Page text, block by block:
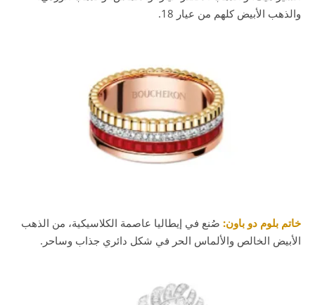
والذهب الأبيض كلهم من عيار 18.
خاتم بلوم دو باون: صُنع في إيطاليا عاصمة الكلاسيكية، من الذهب
الأبيض الخالص والألماس الحر في شكل دائري جذاب وساحر.